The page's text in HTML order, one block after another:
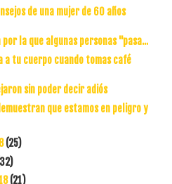
de una mujer de 60 años
por la que algunas personas "pasa...
a tu cuerpo cuando tomas café
sin poder decir adiós
que estamos en peligro y
(25)
(21)